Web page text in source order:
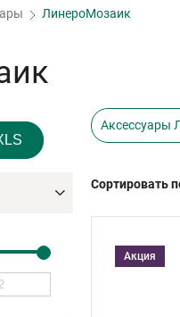
ЛинероМозаик
Аксессуары
Сортировать
Акция